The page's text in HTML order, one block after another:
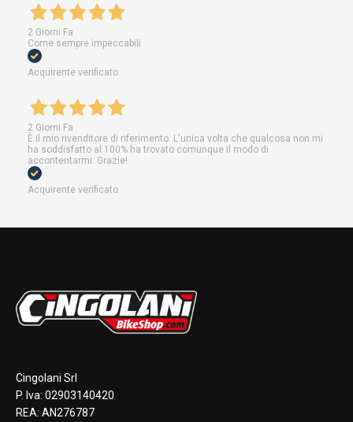
2 Giorni Fa
Come sempre impeccabili
Acquirente verificato
2 Giorni Fa
È il mio rivenditore di riferimento. L'unica volta che qualcosa non mi
ha soddisfatto al 100% ha trovato comunque il modo di
accontentarmi. Grazie!
Acquirente verificato
Cingolani Srl
P. Iva: 02903140420
REA: AN276787